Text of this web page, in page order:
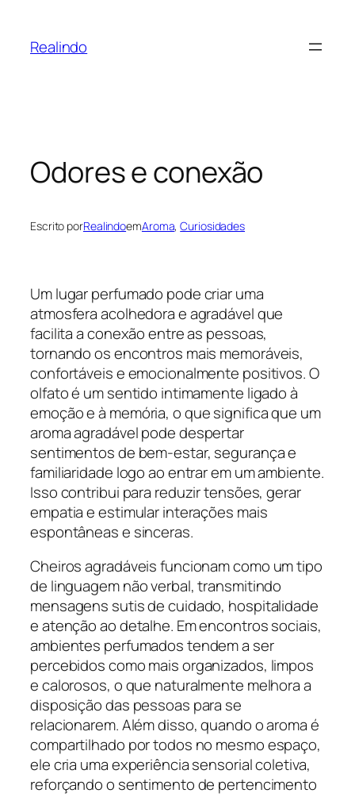
Realindo
Odores e conexão
Escrito porRealindoemAroma, Curiosidades
Um lugar perfumado pode criar uma
atmosfera acolhedora e agradável que
facilita a conexão entre as pessoas,
tornando os encontros mais memoráveis,
confortáveis e emocionalmente positivos. O
olfato é um sentido intimamente ligado à
emoção e à memória, o que significa que um
aroma agradável pode despertar
sentimentos de bem-estar, segurança e
familiaridade logo ao entrar em um ambiente.
Isso contribui para reduzir tensões, gerar
empatia e estimular interações mais
espontâneas e sinceras.
Cheiros agradáveis funcionam como um tipo
de linguagem não verbal, transmitindo
mensagens sutis de cuidado, hospitalidade
e atenção ao detalhe. Em encontros sociais,
ambientes perfumados tendem a ser
percebidos como mais organizados, limpos
e calorosos, o que naturalmente melhora a
disposição das pessoas para se
relacionarem. Além disso, quando o aroma é
compartilhado por todos no mesmo espaço,
ele cria uma experiência sensorial coletiva,
reforçando o sentimento de pertencimento